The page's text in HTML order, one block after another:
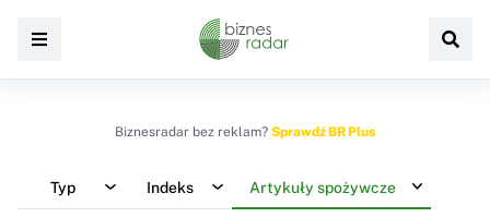
Biznesradar bez reklam? Sprawdź BR Plus
Typ Indeks Artykuły spożywcze